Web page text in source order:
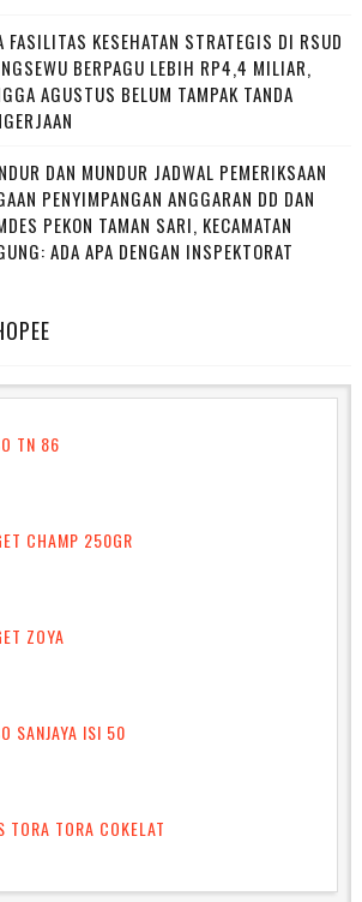
FASILITAS KESEHATAN STRATEGIS DI RSUD
BERPAGU LEBIH RP4,4 MILIAR,
AGUSTUS BELUM TAMPAK TANDA
DAN MUNDUR JADWAL PEMERIKSAAN
PENYIMPANGAN ANGGARAN DD DAN
PEKON TAMAN SARI, KECAMATAN
ADA APA DENGAN INSPEKTORAT
TN 86
CHAMP 250GR
ZOYA
SANJAYA ISI 50
TORA TORA COKELAT